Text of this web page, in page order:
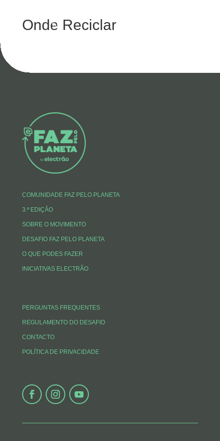
Onde Reciclar
COMUNIDADE FAZ PELO PLANETA
3.ª EDIÇÃO
SOBRE O MOVIMENTO
DESAFIO FAZ PELO PLANETA
O QUE PODES FAZER
INICIATIVAS ELECTRÃO
PERGUNTAS FREQUENTES
REGULAMENTO DO DESAFIO
CONTACTO
POLÍTICA DE PRIVACIDADE